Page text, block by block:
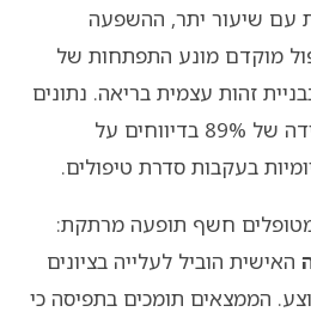
עם שיעור יתר, ההשפעה
מוקדם מונע התפתחות של
זהות עצמית בריאה. נתונים
קליניים מצביעים על ירידה של 89% בדיווחים על
בעקבות סדרת טיפולים.
חשף תופעה מרתקת:
האישית הוביל לעלייה בציונים
ב-19% בממוצע. הממצאים תומכים בתפיסה כי